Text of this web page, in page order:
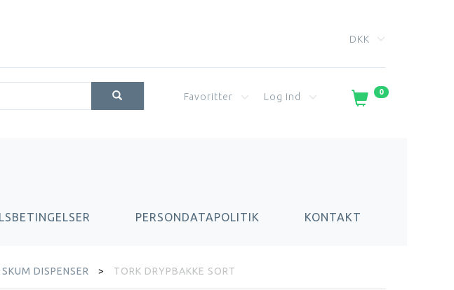
DKK
0
Favoritter Log ind
PERSONDATAPOLITIK KONTAKT
DISPENSER TORK DRYPBAKKE SORT